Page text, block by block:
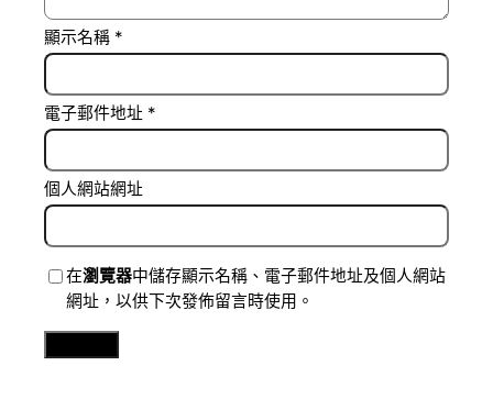
顯示名稱 *
電子郵件地址 *
個人網站網址
在瀏覽器中儲存顯示名稱、電子郵件地址及個人網站
網址，以供下次發佈留言時使用。